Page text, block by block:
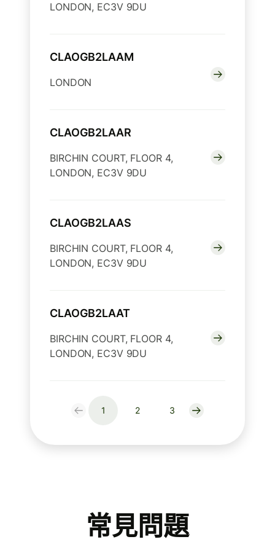
LONDON, EC3V 9DU
CLAOGB2LAAM
LONDON
CLAOGB2LAAR
BIRCHIN COURT, FLOOR 4,
LONDON, EC3V 9DU
CLAOGB2LAAS
BIRCHIN COURT, FLOOR 4,
LONDON, EC3V 9DU
CLAOGB2LAAT
BIRCHIN COURT, FLOOR 4,
LONDON, EC3V 9DU
1 2 3
常見問題